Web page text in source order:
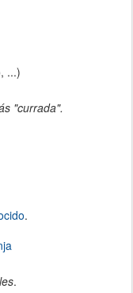
...)
"currada".
.
.